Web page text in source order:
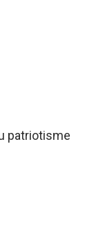
patriotisme